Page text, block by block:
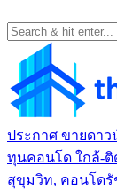
ประกาศ ขายดา
ทุนคอนโด ใกล้-ติ
สุขุมวิท, คอนโด